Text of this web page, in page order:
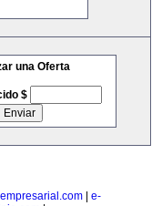
una Oferta
$
| e-